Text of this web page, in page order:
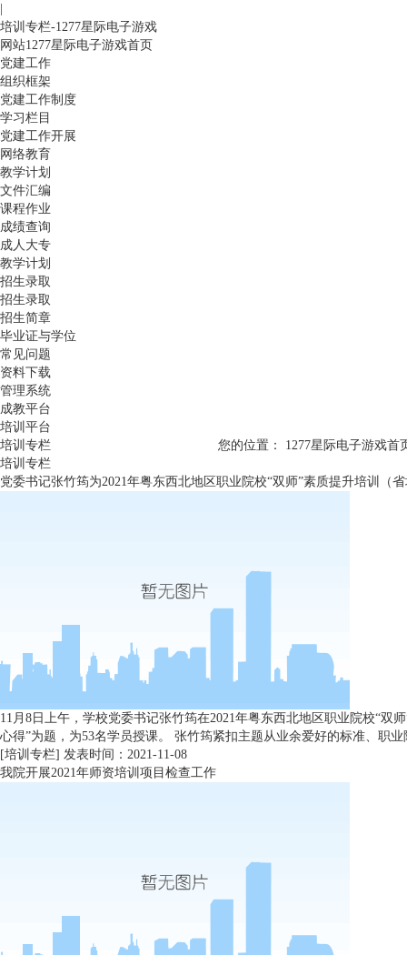
培训专栏-1277星际电子游戏
网站1277星际电子游戏首页
党建工作
组织框架
党建工作制度
学习栏目
党建工作开展
网络教育
教学计划
文件汇编
课程作业
成绩查询
成人大专
教学计划
招生录取
招生录取
招生简章
毕业证与学位
常见问题
资料下载
管理系统
成教平台
培训平台
培训专栏
您的位置： 1277星际电子游戏首
培训专栏
党委书记张竹筠为2021年粤东西北地区职业院校“双师”素质提升培训（
11月8日上午，学校党委书记张竹筠在2021年粤东西北地区职业院校“
心得”为题，为53名学员授课。 张竹筠紧扣主题从业余爱好的标准、职
[培训专栏] 发表时间：2021-11-08
我院开展2021年师资培训项目检查工作